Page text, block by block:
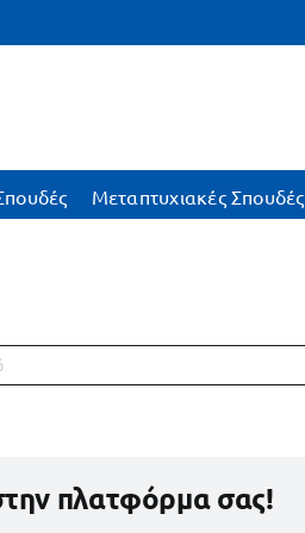
Μεταπτυχιακές Σπουδές
πλατφόρμα σας!